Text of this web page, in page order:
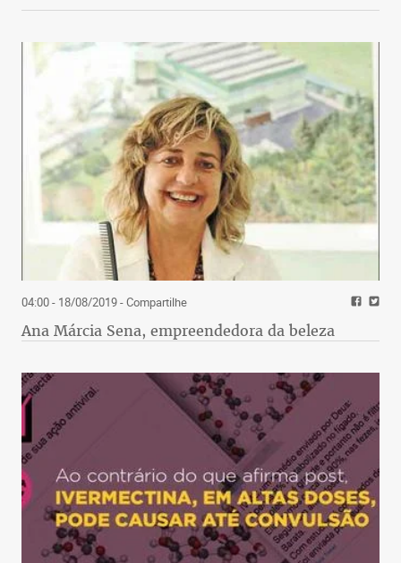
04:00 - 18/08/2019- Compartilhe
Ana Márcia Sena, empreendedora da beleza